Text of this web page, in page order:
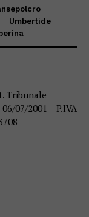
Umbertide
Tribunale
07/2001 – P.IVA